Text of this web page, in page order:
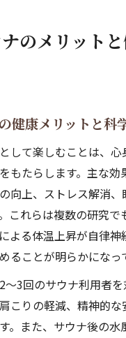
のメリット
健康メリットと科
して楽しむことは、
もたらします。主な効
向上、ストレス解消
これらは複数の研究で
よる体温上昇が自律神
ることが明らかになっ
〜3回のサウナ利用者
こりの軽減、精神的
。また、サウナ後の水